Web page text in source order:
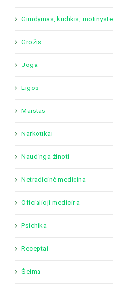
Gimdymas, kūdikis, motinystė
Grožis
Joga
Ligos
Maistas
Narkotikai
Naudinga žinoti
Netradicinė medicina
Oficialioji medicina
Psichika
Receptai
Šeima